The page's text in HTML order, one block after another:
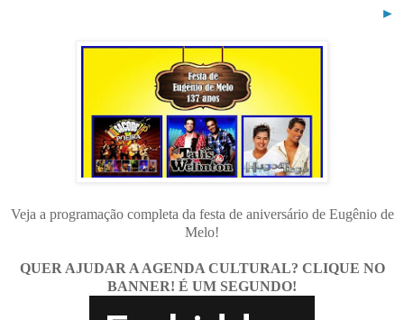
►
Veja a programação completa da festa de aniversário de Eugênio de
Melo!
QUER AJUDAR A AGENDA CULTURAL? CLIQUE NO
BANNER! É UM SEGUNDO!